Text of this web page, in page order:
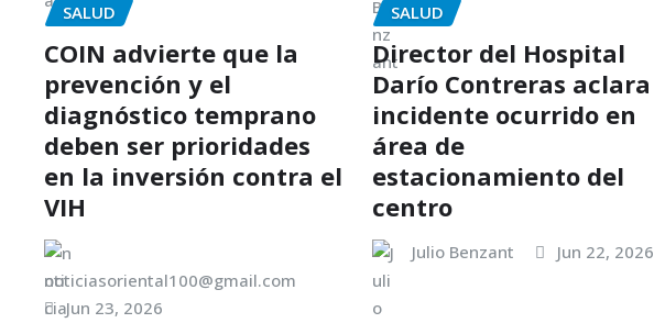
SALUD
COIN advierte que la
prevención y el
diagnóstico temprano
deben ser prioridades
en la inversión contra el
VIH
noticiasoriental100@gmail.com
Jun 23, 2026
SALUD
Director del Hospital
Darío Contreras aclara
incidente ocurrido en
área de
estacionamiento del
centro
Julio Benzant Jun 22, 2026